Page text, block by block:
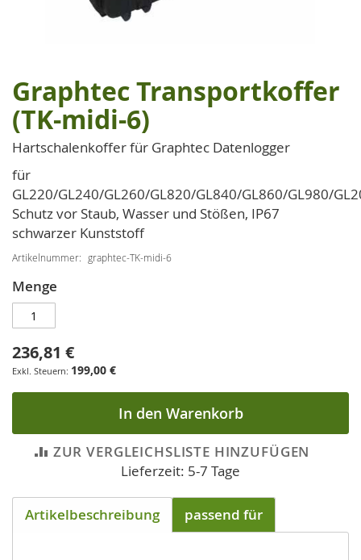
Zum
Anfang
der
Bildgalerie
Graphtec Transportkoffer
(TK-midi-6)
Hartschalenkoffer für Graphtec Datenlogger
für
GL220/GL240/GL260/GL820/GL840/GL860/GL980/
Schutz vor Staub, Wasser und Stößen, IP67
schwarzer Kunststoff
Artikelnummer graphtec-TK-midi-6
Menge
236,81 €
199,00 €
In den Warenkorb
ZUR VERGLEICHSLISTE HINZUFÜGEN
Lieferzeit: 5-7 Tage
Artikelbeschreibung passend für